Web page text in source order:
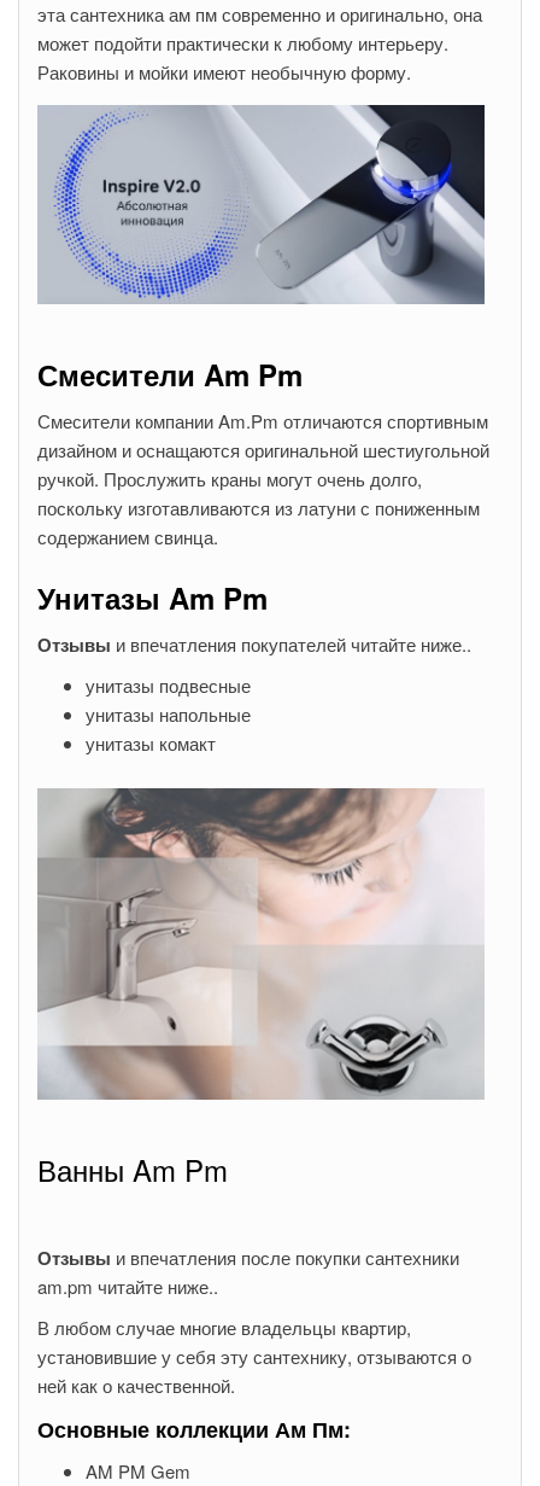
эта сантехника ам пм современно и оригинально, она
может подойти практически к любому интерьеру.
Раковины и мойки имеют необычную форму.
Смесители Am Pm
Смесители компании Am.Pm отличаются спортивным
дизайном и оснащаются оригинальной шестиугольной
ручкой. Прослужить краны могут очень долго,
поскольку изготавливаются из латуни с пониженным
содержанием свинца.
Унитазы Am Pm
Отзывы и впечатления покупателей читайте ниже..
унитазы подвесные
унитазы напольные
унитазы комакт
Ванны Am Pm
Отзывы и впечатления после покупки сантехники
am.pm читайте ниже..
В любом случае многие владельцы квартир,
установившие у себя эту сантехнику, отзываются о
ней как о качественной.
Основные коллекции Ам Пм:
AM PM Gem